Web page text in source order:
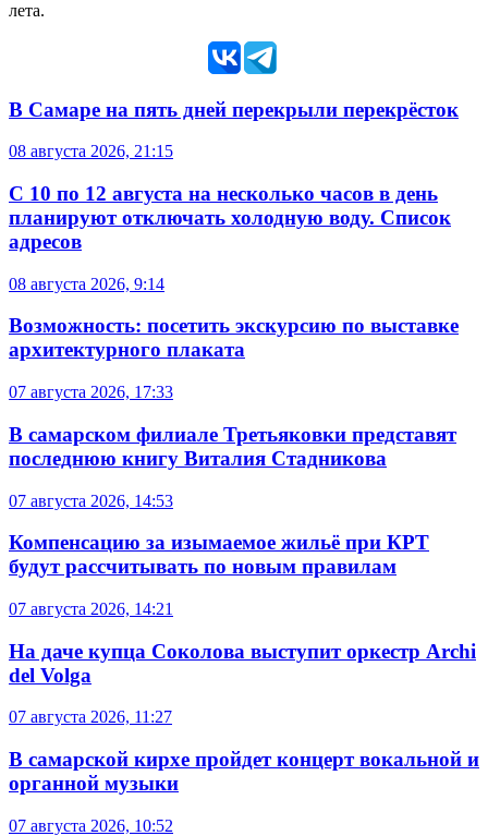
лета.
В Самаре на пять дней перекрыли перекрёсток
08 августа 2026, 21:15
С 10 по 12 августа на несколько часов в день
планируют отключать холодную воду. Список
адресов
08 августа 2026, 9:14
Возможность: посетить экскурсию по выставке
архитектурного плаката
07 августа 2026, 17:33
В самарском филиале Третьяковки представят
последнюю книгу Виталия Стадникова
07 августа 2026, 14:53
Компенсацию за изымаемое жильё при КРТ
будут рассчитывать по новым правилам
07 августа 2026, 14:21
На даче купца Соколова выступит оркестр Archi
del Volga
07 августа 2026, 11:27
В самарской кирхе пройдет концерт вокальной и
органной музыки
07 августа 2026, 10:52